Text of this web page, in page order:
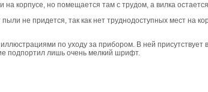
на корпусе, но помещается там с трудом, а вилка
не придется, так как нет труднодоступных мест на
по уходу за прибором. В ней присутствует
подпортил лишь очень мелкий шрифт.